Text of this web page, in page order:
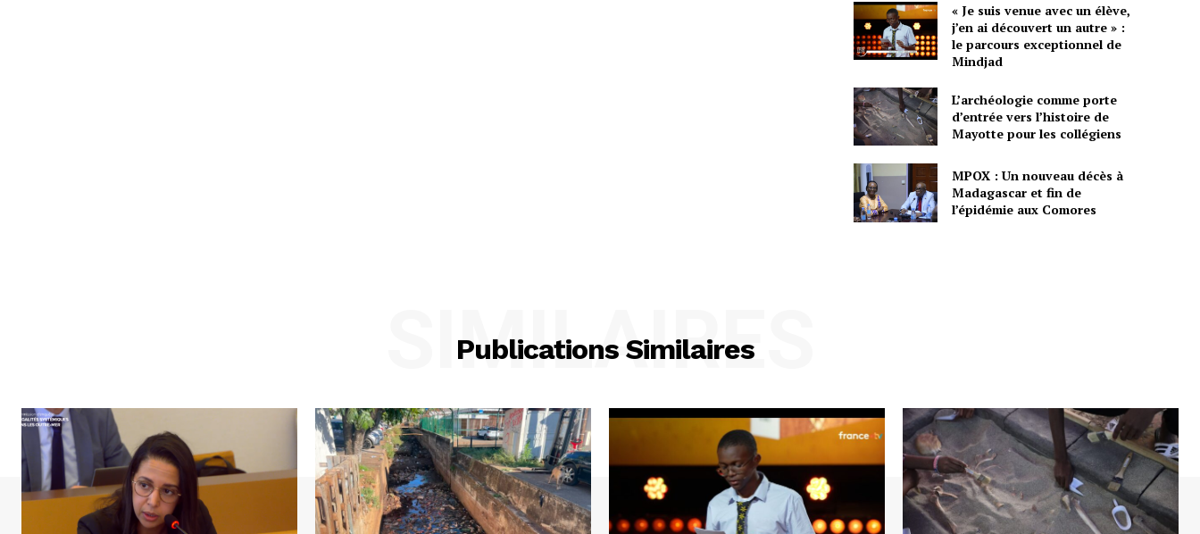
« Je suis venue avec un élève,
j’en ai découvert un autre » :
le parcours exceptionnel de
Mindjad
L’archéologie comme porte
d’entrée vers l’histoire de
Mayotte pour les collégiens
MPOX : Un nouveau décès à
Madagascar et fin de
l’épidémie aux Comores
Publications Similaires
SIMILAIRES